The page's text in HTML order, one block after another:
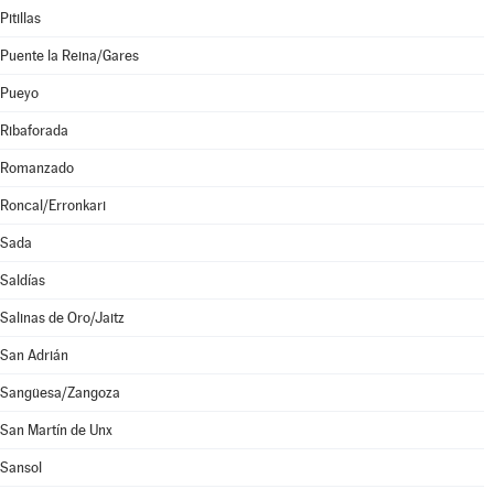
Pitillas
Puente la Reina/Gares
Pueyo
Ribaforada
Romanzado
Roncal/Erronkari
Sada
Saldías
Salinas de Oro/Jaitz
San Adrián
Sangüesa/Zangoza
San Martín de Unx
Sansol